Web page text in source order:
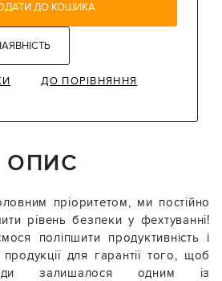
ДО КОШИКА
ДО ПОРІВНЯННЯ
ОПИС
пріоритетом, ми постійно
рівень безпеки у фехтуванні!
поліпшити продуктивність і
продукції для гарантії того, щоб
залишалося одним із